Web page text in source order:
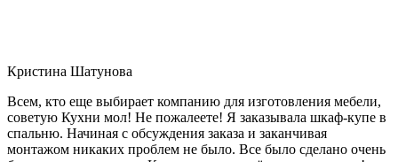
Кристина Шатунова
Всем, кто еще выбирает компанию для изготовления мебели,
советую Кухни мол! Не пожалеете! Я заказывала шкаф-купе в
спальню. Начиная с обсуждения заказа и заканчивая
монтажом никаких проблем не было. Все было сделано очень